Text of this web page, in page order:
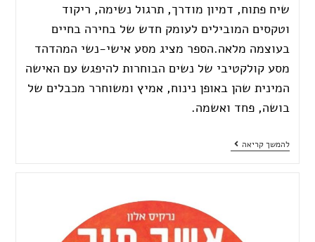
שיח פתוח, דמיון מודרך, תרגול נשימה, ריקוד
וטקסים המובילים לעומק חדש של בחירה בחיים
בעוצמה מלאה.הספר מציג מסע אישי-נשי המהדהד
מסע קולקטיבי של נשים הבוחרות להיפגש עם האישה
המינית שהן באופן נינוח, אמיץ ומשוחרר מכבלים של
בושה, פחד ואשמה.
להמשך קריאה